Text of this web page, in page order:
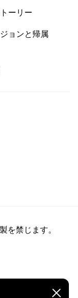
ーリー
ョンと帰属
禁じます。